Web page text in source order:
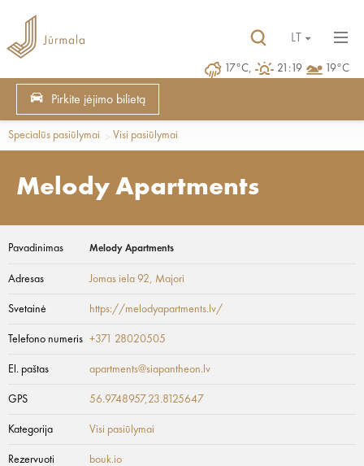
17°C, 21:19 19°C
LT
Pirkite įėjimo bilietą
Specialūs pasiūlymai Visi pasiūlymai
Melody Apartments
Pavadinimas Melody Apartments
Adresas Jomas iela 92, Majori
Svetainė https://melodyapartments.lv/
Telefono numeris +371 28020505
El. paštas apartments@siapantheon.lv
GPS 56.9748957,23.8125647
Kategorija Visi pasiūlymai
Rezervuoti bouk.io